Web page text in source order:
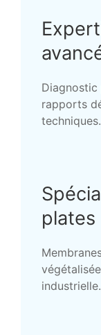
rapports
techniques.
plates
industrielle.